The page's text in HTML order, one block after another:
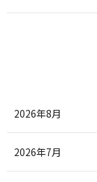
2026年8月
2026年7月